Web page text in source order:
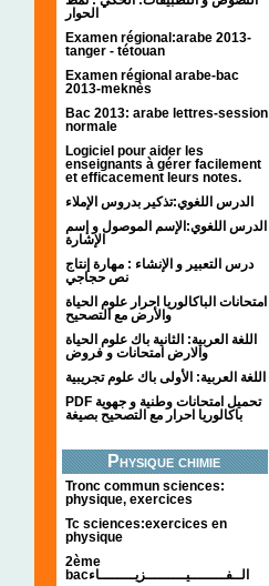
الحوار
Examen régional:arabe 2013-
tanger - tétouan
Examen régional arabe-bac
2013-meknès
Bac 2013: arabe lettres-session
normale
Logiciel pour aider les
enseignants à gérer facilement
et efficacement leurs notes.
الدرس اللغوي:تذكير بدروس الإملاء
الدرس اللغوي:الإسم الموصول و إسم
الإشارة
درس التعبير و الإنشاء : مهارة إنتاج
نص حجاجي
امتحانات الباكالوريا احرار علوم الحياة
والأرض مع التصحيح
اللغة العربية: الثانية باك علوم الحياة
والارض امتحانات و فروض
اللغة العربية: الأولى باك علوم تجريبية
PDF تحميل امتحانات وطنية و جهوية
باكالوريا احرار مع التصحيح بصيغة
Physique chimie
Tronc commun sciences:
physique, exercices
Tc sciences:exercices en
physique
2ème
bacالــفــــــــيـــــــــزيــــــــاء